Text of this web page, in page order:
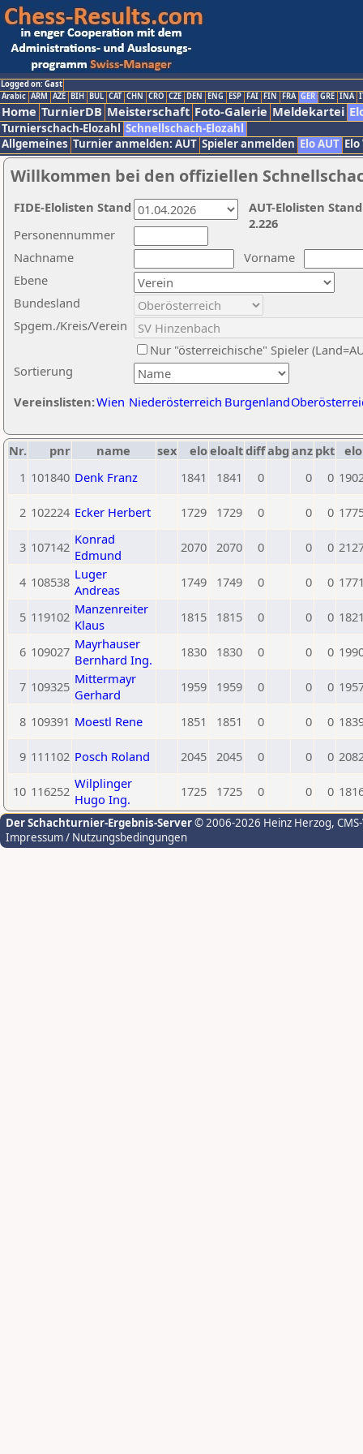
Logged on: Gast
Arabic ARM AZE BIH BUL CAT CHN CRO CZE DEN ENG ESP FAI FIN FRA GER GRE INA
Home TurnierDB Meisterschaft Foto-Galerie Meldekartei
Turnierschach-Elozahl Schnellschach-Elozahl
Allgemeines Turnier anmelden: AUT Spieler anmelden Elo AUT
Willkommen bei den offiziellen
Nachname
Vorname
Ebene
Sortierung
Personennummer
Bundesland
Spgem./Kreis/Verein
Nur "österreichische" Spieler
Vereinslisten:Wien Niederösterreich Burgenland
AUT-Elolisten
2.226
FIDE-Elolisten Stand
Nr. pnr name sex eloeloaltdiffabg anz pkt
1 101840 Denk Franz 1841 1841 0 0 0
2 102224 Ecker Herbert 1729 1729 0 0 0
3 107142 Konrad
Edmund
2070 2070 0 0 0
4 108538 Luger
Andreas
1749 1749 0 0 0
5 119102 Manzenreiter
Klaus
1815 1815 0 0 0
6 109027 Mayrhauser
Bernhard Ing.
1830 1830 0 0 0
7 109325 Mittermayr
Gerhard
1959 1959 0 0 0
8 109391 Moestl Rene 1851 1851 0 0 0
9 111102 Posch Roland 2045 2045 0 0 0
10 116252 Wilplinger
Hugo Ing.
1725 1725 0 0 0
Der Schachturnier-Ergebnis-Server© 2006-2026 Heinz Herzog,
Impressum / Nutzungsbedingungen